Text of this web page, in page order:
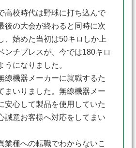
高校時代は野球に打ち込んで
後の大会が終わると同時に次
、始めた当初は50キロしか上
ンチプレスが、今では180キロ
うになりました。
機器メーカーに就職するた
まいりました。無線機器メー
安心して製品を使用していた
誠意お客様へ対応をしてまい
種への転職でわからないこ